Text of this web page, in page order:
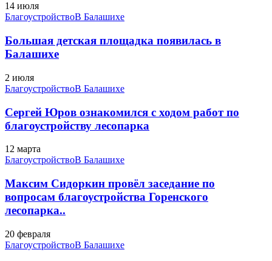
14 июля
БлагоустройствоВ Балашихе
Большая детская площадка появилась в
Балашихе
2 июля
БлагоустройствоВ Балашихе
Сергей Юров ознакомился с ходом работ по
благоустройству лесопарка
12 марта
БлагоустройствоВ Балашихе
Максим Сидоркин провёл заседание по
вопросам благоустройства Горенского
лесопарка..
20 февраля
БлагоустройствоВ Балашихе